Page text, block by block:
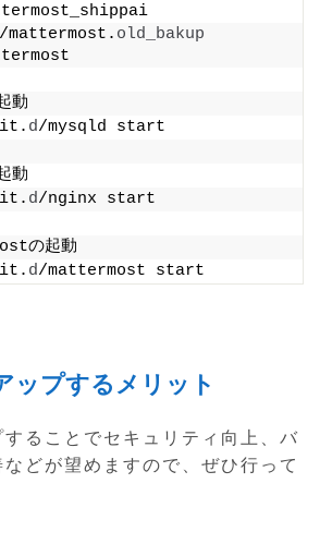
old_bakup
動
d/mysqld start
動
d/nginx start
の起動
d/mattermost start
ップするメリット
ることでセキュリティ向上、バ
どが望めますので、ぜひ行って